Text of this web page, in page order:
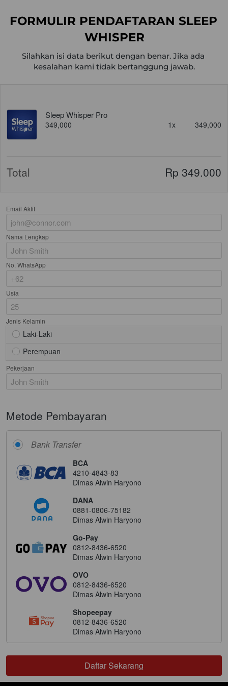
FORMULIR PENDAFTARAN SLEEP
WHISPER
Silahkan isi data berikut dengan benar. Jika ada
kesalahan kami tidak bertanggung jawab.
Email Aktif
Nama Lengkap
No. WhatsApp
Usia
Jenis Kelamin
Laki-Laki
Perempuan
Pekerjaan
Metode Pembayaran
Bank Transfer
BCA
4210-4843-83
Dimas Alwin Haryono
DANA
0881-0806-75182
Dimas Alwin Haryono
Go-Pay
0812-8436-6520
Dimas Alwin Haryono
OVO
0812-8436-6520
Dimas Alwin Haryono
Shopeepay
0812-8436-6520
Dimas Alwin Haryono
`Daftar Sekarang
Sleep Whisper Pro
349,000 1x 349,000
Total Rp 349.000